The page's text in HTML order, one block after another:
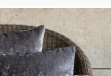
税・サービス料込
会員価格 50,016 円
エキストラベッド×1